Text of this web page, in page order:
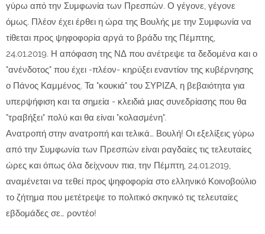
γύρω από την Συμφωνία των Πρεσπών. Ο γέγονε, γέγονε
όμως. Πλέον έχει έρθει η ώρα της Βουλής με την Συμφωνία να
τίθεται προς ψηφοφορία αργά το βράδυ της Πέμπτης,
24.01.2019. Η απόφαση της ΝΔ που ανέτρεψε τα δεδομένα και ο
"ανένδοτος" που έχει -πλέον- κηρύξει εναντίον της κυβέρνησης
ο Πάνος Καμμένος. Τα "κουκιά" του ΣΥΡΙΖΑ, η βεβαιότητα για
υπερψήφιση και τα σημεία - κλειδιά μιας συνεδρίασης που θα
"τραβήξει" πολύ και θα είναι "κολασμένη".
Ανατροπή στην ανατροπή και τελικά… Βουλή! Οι εξελίξεις γύρω
από την Συμφωνία των Πρεσπών είναι ραγδαίες τις τελευταίες
ώρες και όπως όλα δείχνουν πια, την Πέμπτη, 24.01.2019,
αναμένεται να τεθεί προς ψηφοφορία στο ελληνικό Κοινοβούλιο
το ζήτημα που μετέτρεψε το πολιτικό σκηνικό τις τελευταίες
εβδομάδες σε… ροντέο!